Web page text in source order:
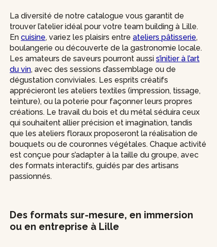
La diversité de notre catalogue vous garantit de
trouver l’atelier idéal pour votre team building à Lille.
En cuisine, variez les plaisirs entre ateliers pâtisserie,
boulangerie ou découverte de la gastronomie locale.
Les amateurs de saveurs pourront aussi s’initier à l’art
du vin, avec des sessions d’assemblage ou de
dégustation conviviales. Les esprits créatifs
apprécieront les ateliers textiles (impression, tissage,
teinture), ou la poterie pour façonner leurs propres
créations. Le travail du bois et du métal séduira ceux
qui souhaitent allier précision et imagination, tandis
que les ateliers floraux proposeront la réalisation de
bouquets ou de couronnes végétales. Chaque activité
est conçue pour s’adapter à la taille du groupe, avec
des formats interactifs, guidés par des artisans
passionnés.
Des formats sur-mesure, en immersion
ou en entreprise à Lille